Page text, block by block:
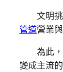
文明
管道營業
為此
變成主流